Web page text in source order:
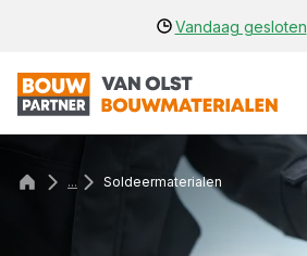
Vandaag gesloten
... Soldeermaterialen